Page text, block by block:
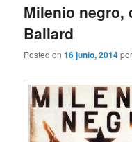
Milenio negro,
Ballard
Posted on16 junio, 2014por